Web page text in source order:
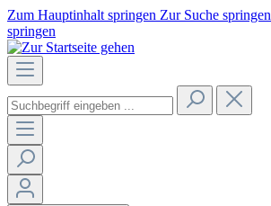
Zum Hauptinhalt springen Zur Suche springen
springen